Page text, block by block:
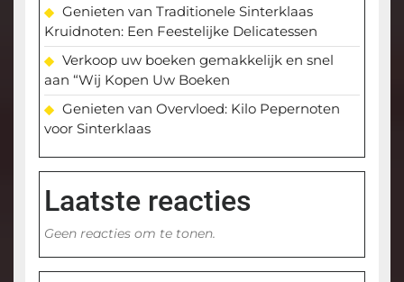
Genieten van Traditionele Sinterklaas
Kruidnoten: Een Feestelijke Delicatessen
Verkoop uw boeken gemakkelijk en snel
aan “Wij Kopen Uw Boeken
Genieten van Overvloed: Kilo Pepernoten
voor Sinterklaas
Laatste reacties
Geen reacties om te tonen.